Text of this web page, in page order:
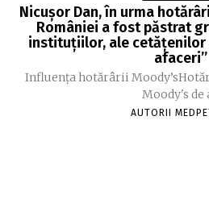
Nicușor Dan, în urma
României a fost păstrat
instituțiilor, ale cetățenilor
afaceri”
Influența hotărârii
Moody's de
AUTORII